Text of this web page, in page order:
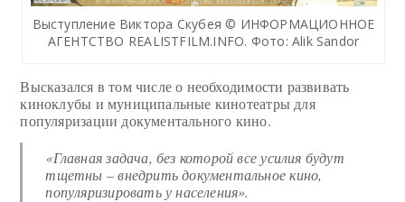
Выступление Виктора Скубея © ИНФОРМАЦИОННОЕ
АГЕНТСТВО REALISTFILM.INFO. Фото: Alik Sandor
Высказался в том числе о необходимости развивать
киноклубы и муниципальные кинотеатры для
популяризации документального кино.
«Главная задача, без которой все усилия будут
тщетны – внедрить документальное кино,
популяризировать у населения».